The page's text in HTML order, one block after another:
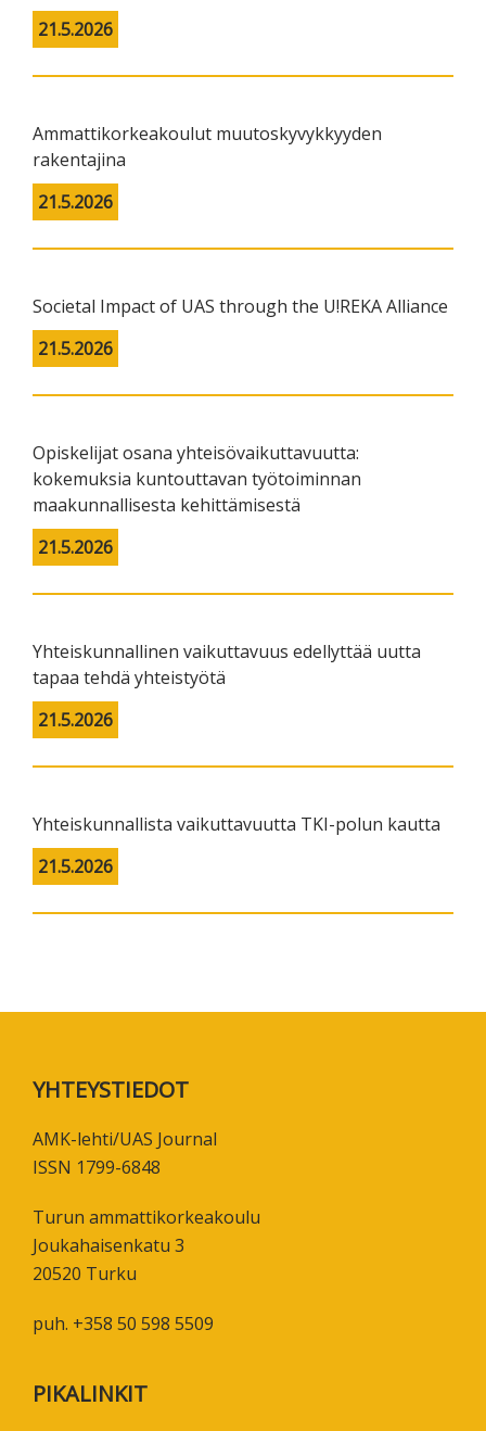
21.5.2026
Ammattikorkeakoulut muutoskyvykkyyden
rakentajina
21.5.2026
Societal Impact of UAS through the U!REKA Alliance
21.5.2026
Opiskelijat osana yhteisövaikuttavuutta:
kokemuksia kuntouttavan työtoiminnan
maakunnallisesta kehittämisestä
21.5.2026
Yhteiskunnallinen vaikuttavuus edellyttää uutta
tapaa tehdä yhteistyötä
21.5.2026
Yhteiskunnallista vaikuttavuutta TKI-polun kautta
21.5.2026
Footer
YHTEYSTIEDOT
AMK-lehti/UAS Journal
ISSN 1799-6848
Turun ammattikorkeakoulu
Joukahaisenkatu 3
20520 Turku
puh. +358 50 598 5509
PIKALINKIT